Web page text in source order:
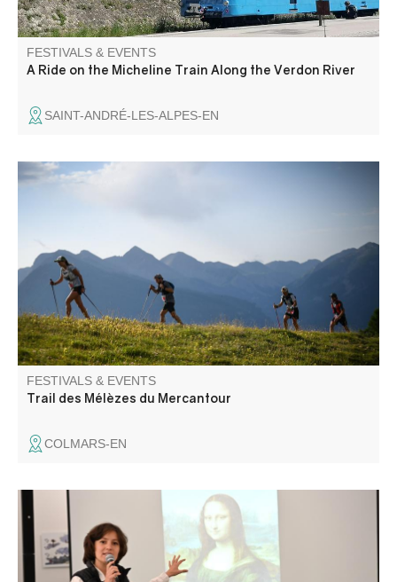
FESTIVALS & EVENTS
A Ride on the Micheline Train Along the Verdon River
SAINT-ANDRÉ-LES-ALPES-EN
races.
FESTIVALS & EVENTS
Trail des Mélèzes du Mercantour
COLMARS-EN
La Micro-Folie itinérante Alpes Provence Verdon s'installe
à Entrevaux ! La Micro-Folie c'est un musée numérique,
un espace de réalité virtuelle, un fablab et une